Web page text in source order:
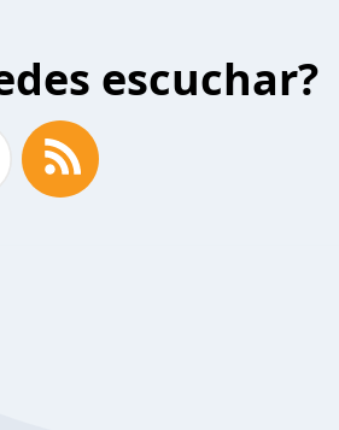
escuchar?